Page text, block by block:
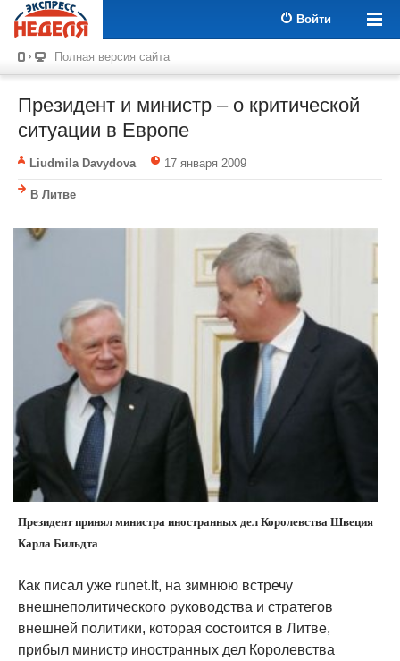
Войти
Полная версия сайта
Президент и министр – о критической
ситуации в Европе
Liudmila Davydova 17 января 2009
В Литве
Президент принял министра иностранных дел Королевства Швеция
Карла Бильдта
Как писал уже runet.lt, на зимнюю встречу
внешнеполитического руководства и стратегов
внешней политики, которая состоится в Литве,
прибыл министр иностранных дел Королевства